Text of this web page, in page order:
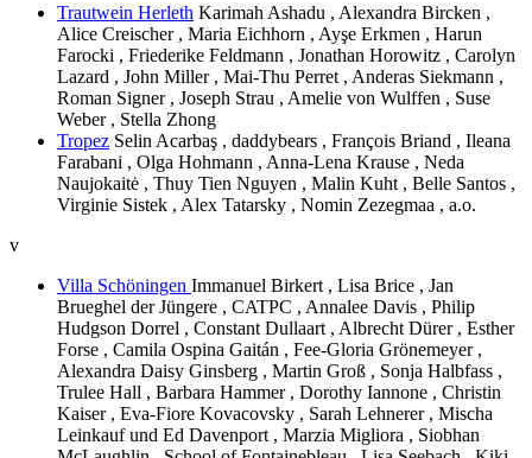
Trautwein Herleth Karimah Ashadu , Alexandra Bircken ,
Alice Creischer , Maria Eichhorn , Ayşe Erkmen , Harun
Farocki , Friederike Feldmann , Jonathan Horowitz , Carolyn
Lazard , John Miller , Mai-Thu Perret , Anderas Siekmann ,
Roman Signer , Joseph Strau , Amelie von Wulffen , Suse
Weber , Stella Zhong
Tropez Selin Acarbaş , daddybears , François Briand , Ileana
Farabani , Olga Hohmann , Anna-Lena Krause , Neda
Naujokaitė , Thuy Tien Nguyen , Malin Kuht , Belle Santos ,
Virginie Sistek , Alex Tatarsky , Nomin Zezegmaa , a.o.
v
Villa Schöningen Immanuel Birkert , Lisa Brice , Jan
Brueghel der Jüngere , CATPC , Annalee Davis , Philip
Hudgson Dorrel , Constant Dullaart , Albrecht Dürer , Esther
Forse , Camila Ospina Gaitán , Fee-Gloria Grönemeyer ,
Alexandra Daisy Ginsberg , Martin Groß , Sonja Halbfass ,
Trulee Hall , Barbara Hammer , Dorothy Iannone , Christin
Kaiser , Eva-Fiore Kovacovsky , Sarah Lehnerer , Mischa
Leinkauf und Ed Davenport , Marzia Migliora , Siobhan